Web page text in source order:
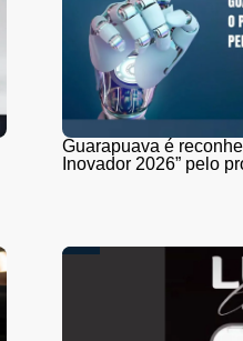
Guarapuava é
Inovador 2026” pelo